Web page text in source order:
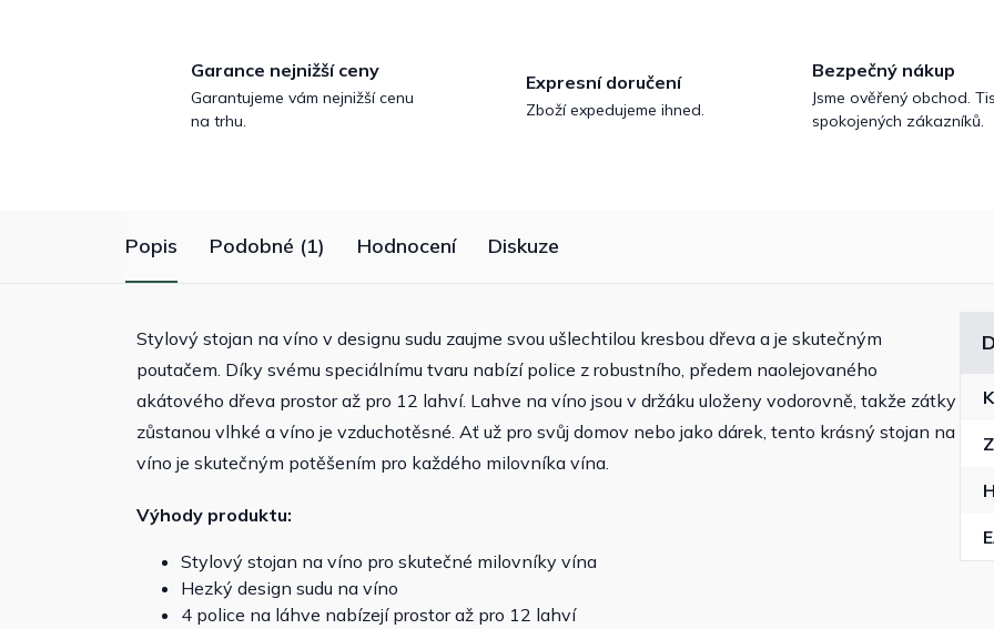
Garance nejnižší ceny
Garantujeme vám nejnižší cenu
na trhu.
Expresní doručení
Zboží expedujeme ihned.
Bezpečný nákup
Jsme ověřený obchod.
spokojených zákazníků.
Popis Podobné (1) Hodnocení Diskuze
Stylový stojan na víno v designu sudu zaujme svou ušlechtilou kresbou dřeva a je skutečným
poutačem. Díky svému speciálnímu tvaru nabízí police z robustního, předem naolejovaného
akátového dřeva prostor až pro 12 lahví. Lahve na víno jsou v držáku uloženy vodorovně, takže zátky
zůstanou vlhké a víno je vzduchotěsné. Ať už pro svůj domov nebo jako dárek, tento krásný stojan na
víno je skutečným potěšením pro každého milovníka vína.
Výhody produktu:
Stylový stojan na víno pro skutečné milovníky vína
Hezký design sudu na víno
4 police na láhve nabízejí prostor až pro 12 lahví